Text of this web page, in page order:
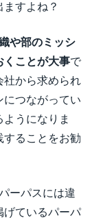
すよね？
や部のミッシ
くことが大事で
社から求められ
つながってい
うになりま
することをお勧
ーパスには違
げているパーパ